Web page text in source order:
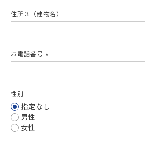
住所３（建物名）
お電話番号
須)
性別
指定なし
男性
女性